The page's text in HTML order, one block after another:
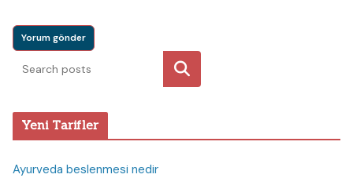
Ara
Yeni Tarifler
Ayurveda beslenmesi nedir